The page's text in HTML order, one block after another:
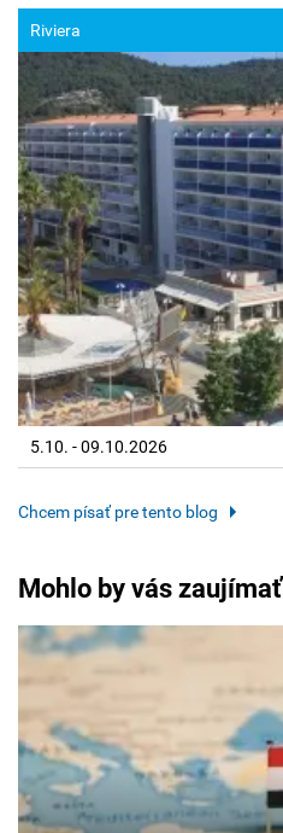
Riviera
5.10. - 09.10.2026
Chcem písať pre tento blog
Mohlo by vás zaujímať